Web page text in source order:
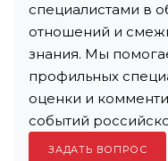
специалистами в
отношений и
знания. Мы
профильных
оценки и
событий
ЗАДАТЬ ВОПРОС